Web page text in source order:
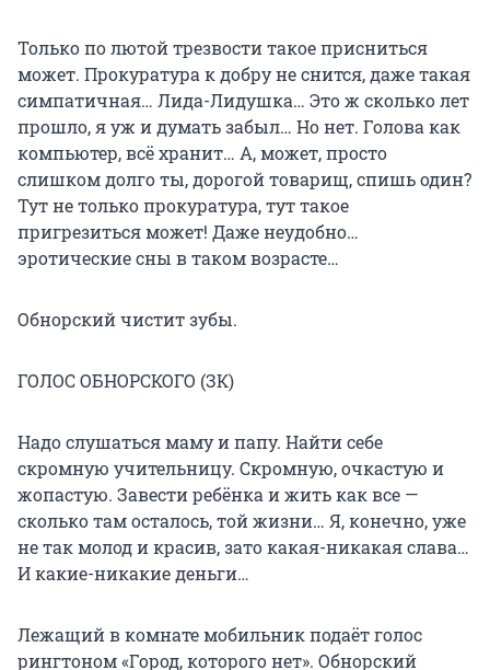
Только по лютой трезвости такое присниться
может. Прокуратура к добру не снится, даже такая
симпатичная… Лида-Лидушка… Это ж сколько лет
прошло, я уж и думать забыл… Но нет. Голова как
компьютер, всё хранит… А, может, просто
слишком долго ты, дорогой товарищ, спишь один?
Тут не только прокуратура, тут такое
пригрезиться может! Даже неудобно…
эротические сны в таком возрасте…
Обнорский чистит зубы.
ГОЛОС ОБНОРСКОГО (ЗК)
Надо слушаться маму и папу. Найти себе
скромную учительницу. Скромную, очкастую и
жопастую. Завести ребёнка и жить как все —
сколько там осталось, той жизни… Я, конечно, уже
не так молод и красив, зато какая-никакая слава…
И какие-никакие деньги…
Лежащий в комнате мобильник подаёт голос
рингтоном «Город, которого нет». Обнорский